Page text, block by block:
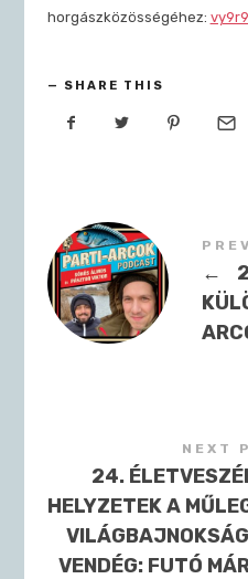
horgászközösségéhez:
SHARE THIS
←
NEXT
24.
HELYZETEK A
VENDÉG: FUTÓ